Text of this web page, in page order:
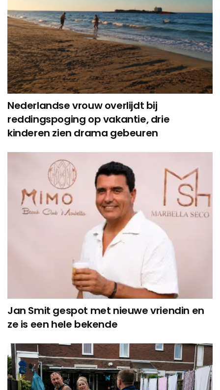
Nederlandse vrouw overlijdt bij
reddingspoging op vakantie, drie
kinderen zien drama gebeuren
Jan Smit gespot met nieuwe vriendin en
ze is een hele bekende